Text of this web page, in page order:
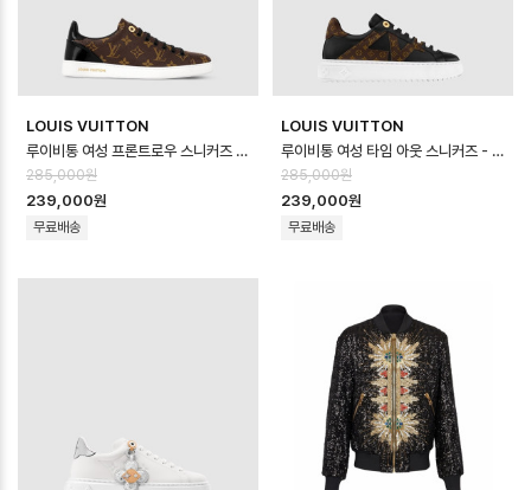
LOUIS VUITTON
루이비통 여성 프론트로우 스니커즈 - Louis vuitton Womens Frontrow…
285,000원
239,000원
무료배송
LOUIS VUITTON
루이비통 여성 타임 아웃 스니커즈 - Louis vuitton Womens Time Out…
285,000원
239,000원
무료배송